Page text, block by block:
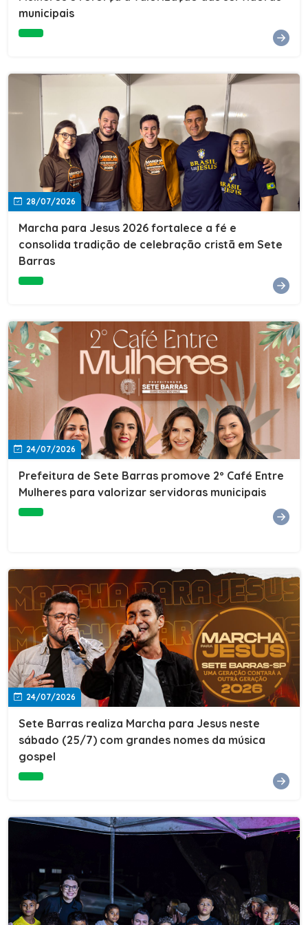
Cultura, Esporte e Lazer, Paulo Thomas, prestigiou os
compromisso da nossa gestão com a inclusão,
oferecendo a jovens e adultos a oportunidade de
concluir seus estudos e construir um futuro melhor.
Cada certificado entregue simboliza esforço,
determinação e a certeza de que investir em educação
é investir no desenvolvimento de Sete Barras."A
Prefeitura de Sete Barras também agradeceu ao SESI,
parceiro fundamental na retomada e ampliação da
Educação de Jovens e Adultos, aos professores, à
equipe da Secretaria Municipal de Educação e a todos
os profissionais que contribuíram para que esse
importante projeto voltasse a transformar a vida de
municipais
28/07/2026
Marcha para Jesus 2026 fortalece a fé e
consolida tradição de celebração cristã em Sete
Barras
24/07/2026
Prefeitura de Sete Barras promove 2º Café Entre
Mulheres para valorizar servidoras municipais
24/07/2026
Sete Barras realiza Marcha para Jesus neste
sábado (25/7) com grandes nomes da música
gospel